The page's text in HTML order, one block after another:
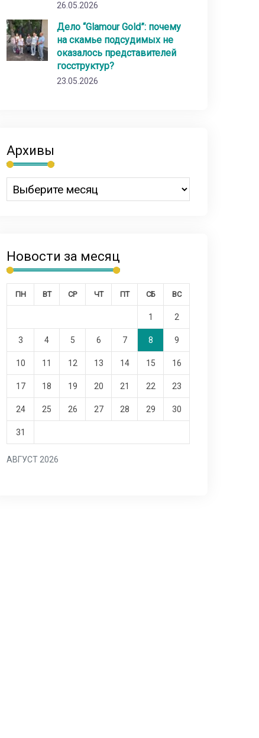
26.05.2026
Дело “Glamour Gold”: почему
на скамье подсудимых не
оказалось представителей
госструктур?
23.05.2026
Архивы
Новости за месяц
АВГУСТ 2026
ПН ВТ СР ЧТ ПТ СБ ВС
1 2
3 4 5 6 7 8 9
10 11 12 13 14 15 16
17 18 19 20 21 22 23
24 25 26 27 28 29 30
31